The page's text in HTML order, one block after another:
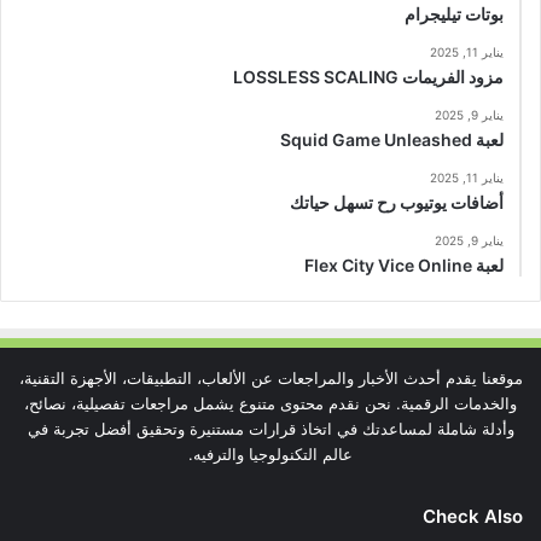
بوتات تيليجرام
يناير 11, 2025
مزود الفريمات LOSSLESS SCALING
يناير 9, 2025
لعبة Squid Game Unleashed
يناير 11, 2025
أضافات يوتيوب رح تسهل حياتك
يناير 9, 2025
لعبة Flex City Vice Online
موقعنا يقدم أحدث الأخبار والمراجعات عن الألعاب، التطبيقات، الأجهزة التقنية،
والخدمات الرقمية. نحن نقدم محتوى متنوع يشمل مراجعات تفصيلية، نصائح،
وأدلة شاملة لمساعدتك في اتخاذ قرارات مستنيرة وتحقيق أفضل تجربة في
عالم التكنولوجيا والترفيه.
Check Also